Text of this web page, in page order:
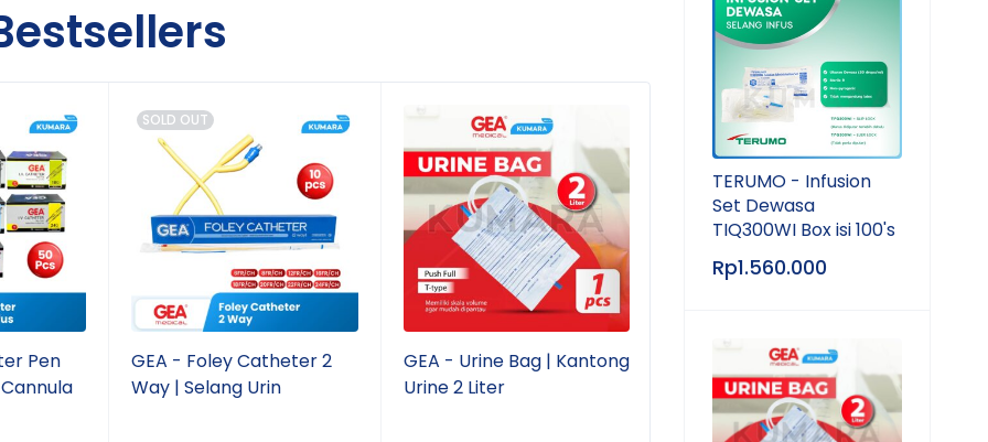
sedang
di fasilitas kesehatan
care
Pen
SOLD OUT
GEA - Foley Catheter 2
Way | Selang Urin
GEA - Urine Bag | Kantong
Urine 2 Liter
KUMARA - Bundling Infus
Set | Perlengkapan
Perawatan Kesehatan
TERUMO - Infusion
Set Dewasa
TIQ300WI Box isi 100's
Rp1.560.000